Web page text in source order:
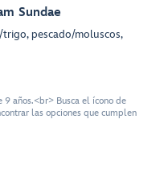
Sundae
pescado/moluscos,
9 años.<br> Busca el ícono de
las opciones que cumplen